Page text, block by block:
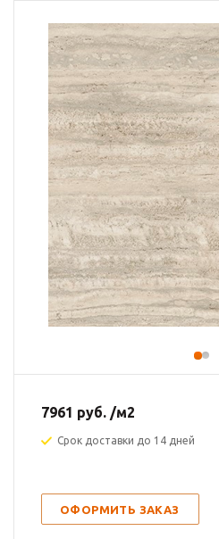
7961 руб. /м2
Срок доставки до 14 дней
ОФОРМИТЬ ЗАКАЗ